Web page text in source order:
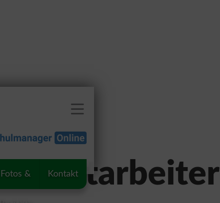
Fotos & Kontakt
Mitarbeiter